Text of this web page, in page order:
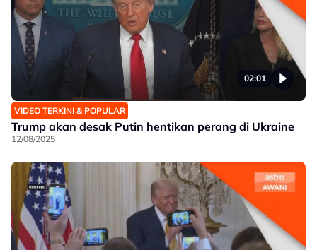
02:01
VIDEO TERKINI & POPULAR
Trump akan desak Putin hentikan perang di Ukraine
12/08/2025